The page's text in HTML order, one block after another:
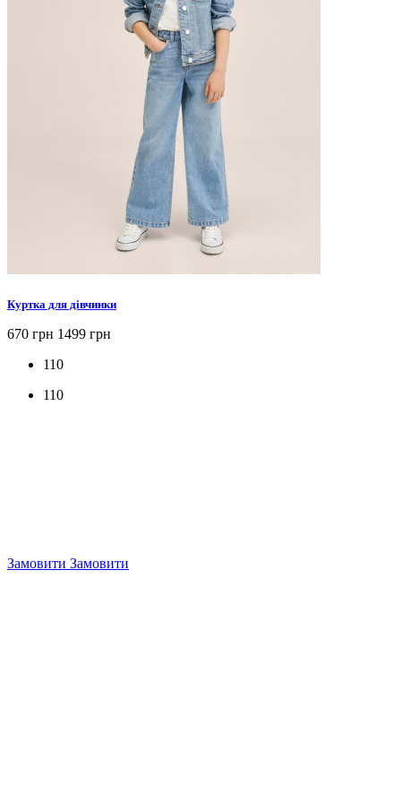
Куртка для дівчинки
670 грн 1499 грн
110
110
Замовити Замовити